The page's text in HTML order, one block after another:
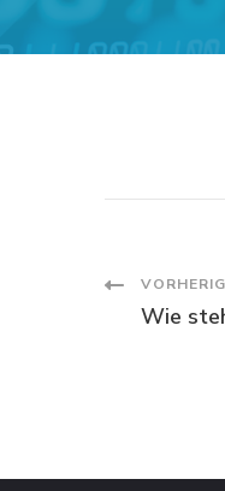
Post
Wie